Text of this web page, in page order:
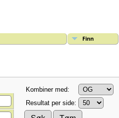
Finn
Kombiner med:
Resultat per side: